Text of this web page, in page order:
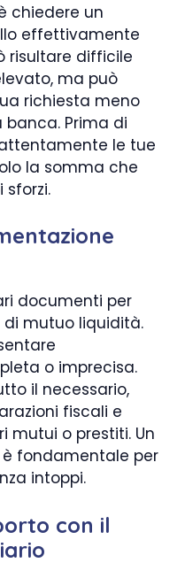
chiedere un
effettivamente
risultare difficile
ma può
richiesta meno
Prima di
le tue
la somma che
sforzi.
documenti per
mutuo liquidità.
o imprecisa.
il necessario,
fiscali e
mutui o prestiti. Un
è fondamentale per
intoppi.
con il